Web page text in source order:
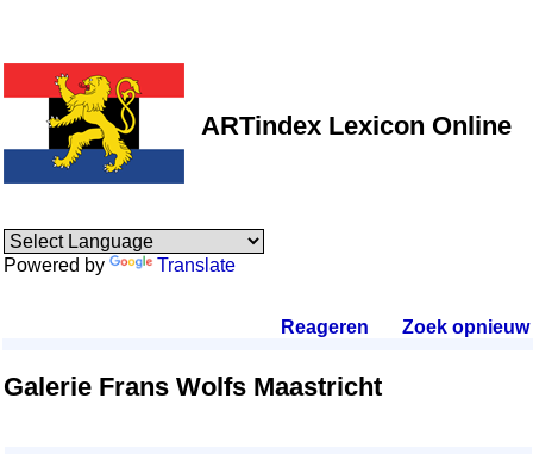
ARTindex Lexicon Online
Powered by Translate
Reageren Zoek opnieuw.
Galerie Frans Wolfs Maastricht